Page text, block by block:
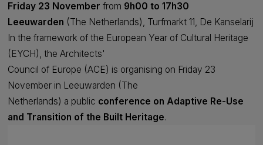
Friday 23 November from 9h00 to 17h30
Leeuwarden (The Netherlands), Turfmarkt 11, De Kanselarij
In the framework of the European Year of Cultural Heritage
(EYCH), the Architects'
Council of Europe (ACE) is organising on Friday 23
November in Leeuwarden (The
Netherlands) a public conference on Adaptive Re-Use
and Transition of the Built Heritage.